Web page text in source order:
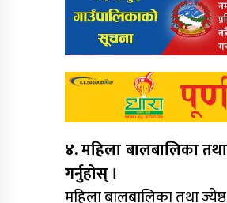
४. महिला बालबालिका
गर्नुहोस् ।
महिला बालबालिका तथा